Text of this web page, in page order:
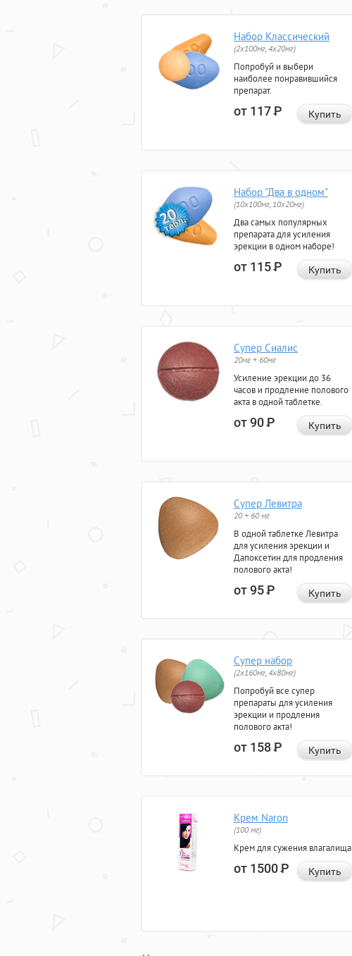
Набор Классический
(2x100мг, 4x20мг)
Попробуй и выбери
наиболее понравившийся
препарат.
от 117Р Купить
Набор "Два в одном"
(10x100мг, 10x20мг)
Два самых популярных
препарата для усиления
эрекции в одном наборе!
от 115Р Купить
Супер Сиалис
20мг + 60мг
Усиление эрекции до 36
часов и продление полового
акта в одной таблетке.
от 90Р Купить
Супер Левитра
20 + 60 мг
В одной таблетке Левитра
для усиления эрекции и
Дапоксетин для продления
полового акта!
от 95Р Купить
Супер набор
(2х160мг, 4х80мг)
Попробуй все супер
препараты для усиления
эрекции и продления
полового акта!
от 158Р Купить
Крем Naron
(100 мг)
Крем для сужения влагалища
от 1500Р Купить